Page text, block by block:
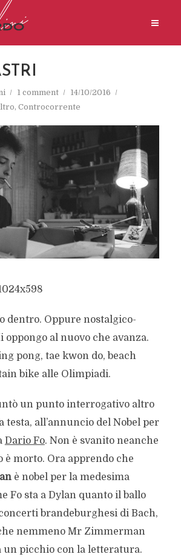
1 comment
14/10/2016
, Controcorrente
dentro. Oppure nostalgico-
oppongo al nuovo che avanza.
pong, tae kwon do, beach
bike alle Olimpiadi.
un punto interrogativo altro
testa, all’annuncio del Nobel per
Dario Fo. Non è svanito neanche
è morto. Ora apprendo che
è nobel per la medesima
Fo sta a Dylan quanto il ballo
brandeburghesi di Bach,
nemmeno Mr Zimmerman
un picchio con la letteratura.